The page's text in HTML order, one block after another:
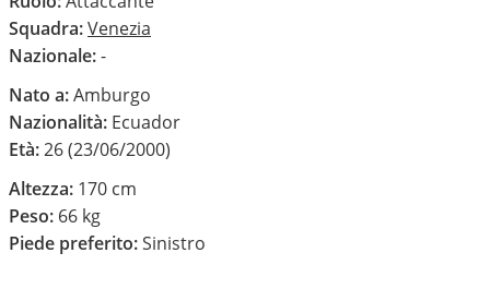
In questa stagione ha disputato nel campionato Serie A 0
partite e non ha segnato nessun gol.
Squadra:Venezia
Nazionale:-
Nato a:Amburgo
Nazionalità: Ecuador
Età:26 (23/06/2000)
Altezza: 170 cm
Peso: 66 kg
Piede preferito:Sinistro